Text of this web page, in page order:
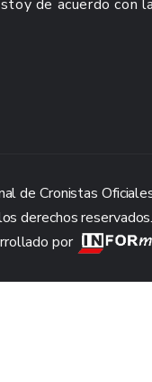
de acuerdo con la
de Cronistas
derechos reservados.
por